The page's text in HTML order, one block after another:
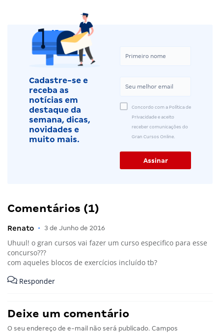
Cadastre-se e
receba as
notícias em
destaque da
semana, dicas,
novidades e
muito mais.
Concordo com a Política de
Privacidade e aceito
receber comunicações do
Gran Cursos Online.
Comentários (1)
Renato • 3 de Junho de 2016
Uhuul! o gran cursos vai fazer um curso especifico para esse
concurso???
com aqueles blocos de exercícios incluído tb?
Responder
Deixe um comentário
O seu endereço de e-mail não será publicado. Campos